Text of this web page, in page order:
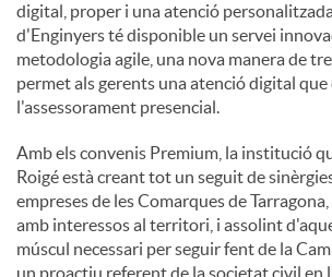
digital, proper i una atenció
d'Enginyers té disponible un servei
metodologia agile, una nova manera de
permet als gerents una atenció digital
l'assessorament presencial.
Amb els convenis Premium, la institució
Roigé està creant tot un seguit de
empreses de les Comarques de
amb interessos al territori, i assolint
múscul necessari per seguir fent de la
un proactiu referent de la societat civil en